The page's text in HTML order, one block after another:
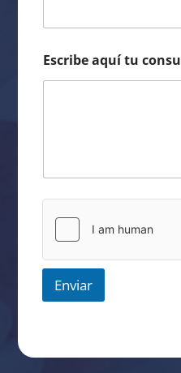
Escribe aquí tu
Enviar